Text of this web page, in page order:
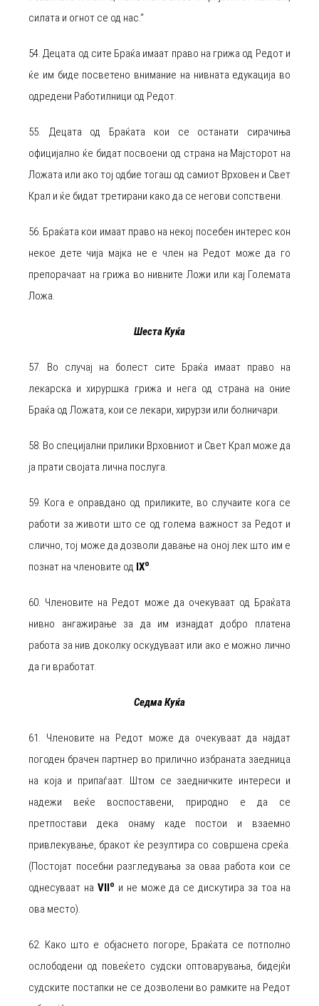
силата и огнот се од нас.“
54. Децата од сите Браќа имаат право на грижа од Редот и
ќе им биде посветено внимание на нивната едукација во
одредени Работилници од Редот.
55. Децата од Браќата кои се останати сирачиња
официјално ќе бидат посвоени од страна на Мајсторот на
Ложата или ако тој одбие тогаш од самиот Врховен и Свет
Крал и ќе бидат третирани како да се негови сопствени.
56. Браќата кои имаат право на некој посебен интерес кон
некое дете чија мајка не е член на Редот може да го
препорачаат на грижа во нивните Ложи или кај Големата
Ложа.
Шеста Куќа
57. Во случај на болест сите Браќа имаат право на
лекарска и хируршка грижа и нега од страна на оние
Браќа од Ложата, кои се лекари, хирурзи или болничари.
58. Во специјални прилики Врховниот и Свет Крал може да
ја прати својата лична послуга.
59. Кога е оправдано од приликите, во случаите кога се
работи за животи што се од голема важност за Редот и
слично, тој може да дозволи давање на оној лек што им е
познат на членовите од IXо.
60. Членовите на Редот може да очекуваат од Браќата
нивно ангажирање за да им изнајдат добро платена
работа за нив доколку оскудуваат или ако е можно лично
да ги вработат.
Седма Куќа
61. Членовите на Редот може да очекуваат да најдат
погоден брачен партнер во прилично избраната заедница
на која и припаѓаат. Штом се заедничките интереси и
надежи веќе воспоставени, природно е да се
претпостави дека онаму каде постои и взаемно
привлекување, бракот ќе резултира со совршена среќа.
(Постојат посебни разгледувања за оваа работа кои се
однесуваат на VIIо и не може да се дискутира за тоа на
ова место).
62. Како што е објаснето погоре, Браќата се потполно
ослободени од повеќето судски оптоварувања, бидејќи
судските постапки не се дозволени во рамките на Редот